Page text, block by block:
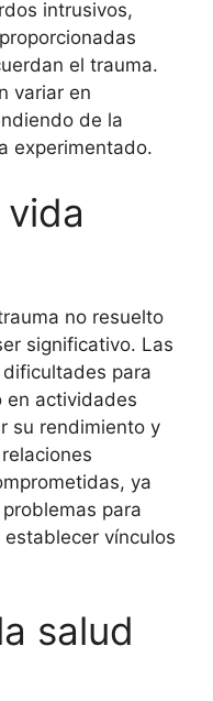
intrusivos,
el trauma.
variar en
de la
experimentado.
no resuelto
significativo. Las
para
en actividades
su rendimiento y
ya
para
vínculos
salud